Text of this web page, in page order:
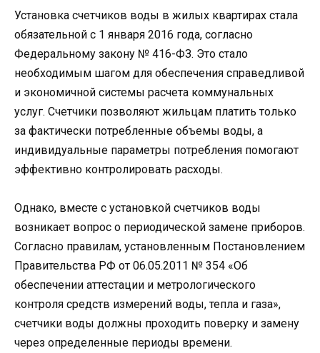
Установка счетчиков воды в жилых квартирах стала
обязательной с 1 января 2016 года, согласно
Федеральному закону № 416-ФЗ. Это стало
необходимым шагом для обеспечения справедливой
и экономичной системы расчета коммунальных
услуг. Счетчики позволяют жильцам платить только
за фактически потребленные объемы воды, а
индивидуальные параметры потребления помогают
эффективно контролировать расходы.
Однако, вместе с установкой счетчиков воды
возникает вопрос о периодической замене приборов.
Согласно правилам, установленным Постановлением
Правительства РФ от 06.05.2011 № 354 «Об
обеспечении аттестации и метрологического
контроля средств измерений воды, тепла и газа»,
счетчики воды должны проходить поверку и замену
через определенные периоды времени.